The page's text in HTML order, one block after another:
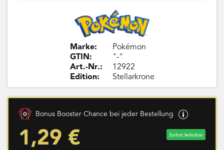
Marke:
GTIN:
Art.-Nr.:
Edition:
Pokémon
"-"
12922
Stellarkrone
Bonus Booster Chance bei jeder Bestellung
1,29 € Sofort lieferbar